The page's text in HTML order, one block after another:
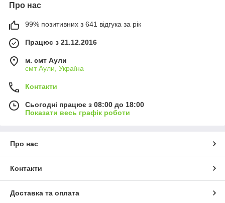
Про нас
99% позитивних з 641 відгука за рік
Працює з 21.12.2016
м. смт Аули
смт Аули, Україна
Контакти
Сьогодні працює з 08:00 до 18:00
Показати весь графік роботи
Про нас
Контакти
Доставка та оплата